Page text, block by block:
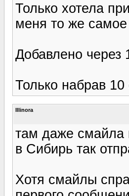
Только хотела
меня то же
Добавлено через
Только набрав
Illinora
там даже смайла
в Сибирь так
Хотя смайлы